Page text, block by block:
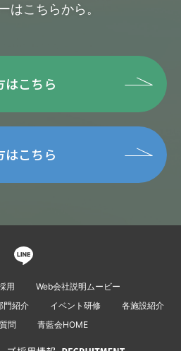
はこちらから。
はこちら
はこちら
用
Web会社説明ムービー
門紹介 イベント研修
各施設紹介
問
青藍会HOME